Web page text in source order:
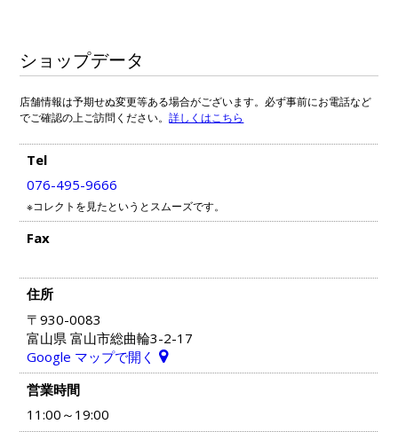
ショップデータ
店舗情報は予期せぬ変更等ある場合がございます。必ず事前にお電話など
でご確認の上ご訪問ください。詳しくはこちら
Tel
076-495-9666
※コレクトを見たというとスムーズです。
Fax
住所
〒930-0083
富山県 富山市総曲輪3-2-17
Google マップで開く
営業時間
11:00～19:00